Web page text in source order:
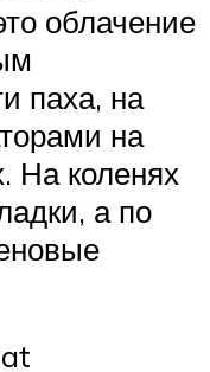
облачение
паха, на
на
На коленях
а по